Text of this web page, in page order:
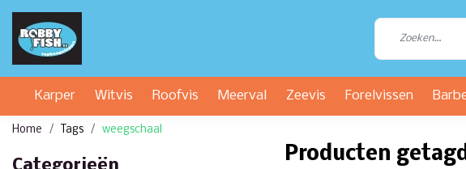
Karper Witvis Roofvis Meerval Zeevis Forelvissen
Home Tags weegschaal
Producten